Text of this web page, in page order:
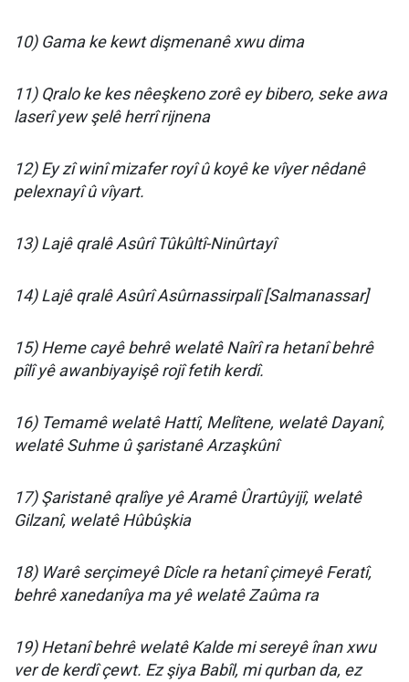
10) Gama ke kewt dişmenanê xwu dima
11) Qralo ke kes nêeşkeno zorê ey bibero, seke awa
laserî yew şelê herrî rijnena
12) Ey zî winî mizafer royî û koyê ke vîyer nêdanê
pelexnayî û vîyart.
13) Lajê qralê Asûrî Tûkûltî-Ninûrtayî
14) Lajê qralê Asûrî Asûrnassirpalî [Salmanassar]
15) Heme cayê behrê welatê Naîrî ra hetanî behrê
pîlî yê awanbiyayişê rojî fetih kerdî.
16) Temamê welatê Hattî, Melîtene, welatê Dayanî,
welatê Suhme û şaristanê Arzaşkûnî
17) Şaristanê qralîye yê Aramê Ûrartûyijî, welatê
Gilzanî, welatê Hûbûşkia
18) Warê serçimeyê Dîcle ra hetanî çimeyê Feratî,
behrê xanedanîya ma yê welatê Zaûma ra
19) Hetanî behrê welatê Kalde mi sereyê înan xwu
ver de kerdî çewt. Ez şiya Babîl, mi qurban da, ez